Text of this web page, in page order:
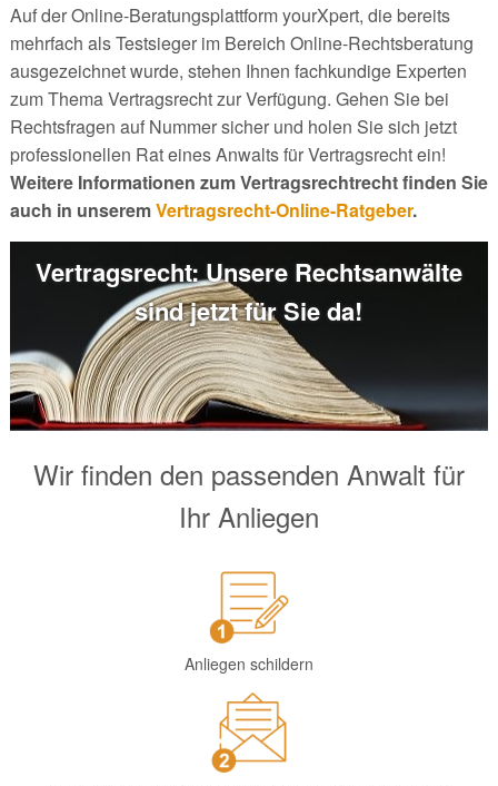
Auf der Online-Beratungsplattform yourXpert, die bereits
mehrfach als Testsieger im Bereich Online-Rechtsberatung
ausgezeichnet wurde, stehen Ihnen fachkundige Experten
zum Thema Vertragsrecht zur Verfügung. Gehen Sie bei
Rechtsfragen auf Nummer sicher und holen Sie sich jetzt
professionellen Rat eines Anwalts für Vertragsrecht ein!
Weitere Informationen zum Vertragsrechtrecht finden Sie
auch in unseremVertragsrecht-Online-Ratgeber.
Vertragsrecht: Unsere Rechtsanwälte
sind jetzt für Sie da!
Wir finden den passenden Anwalt für
Ihr Anliegen
Anliegen schildern